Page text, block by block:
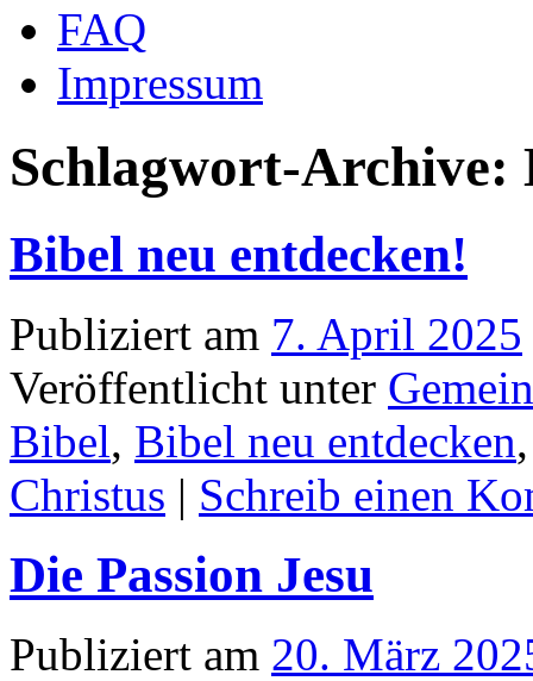
FAQ
Impressum
Schlagwort-Archive:
Bibel neu entdecken!
Publiziert am 7. April 2025
Veröffentlicht unter
Bibel, Bibel neu entdecken
Christus | Schreib einen
Die Passion Jesu
Publiziert am 20. März